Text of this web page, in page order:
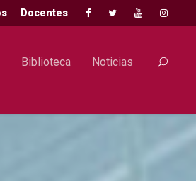
Docentes
Biblioteca Noticias